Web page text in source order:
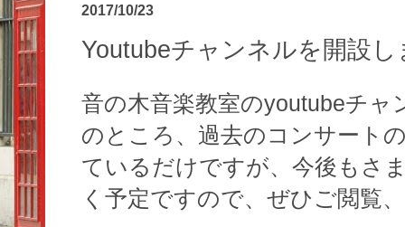
2017/10/23
Youtubeチャンネルを開設し
音の木音楽教室のyoutubeチ
のところ、過去のコンサート
ているだけですが、今後もさ
く予定ですので、ぜひご閲覧